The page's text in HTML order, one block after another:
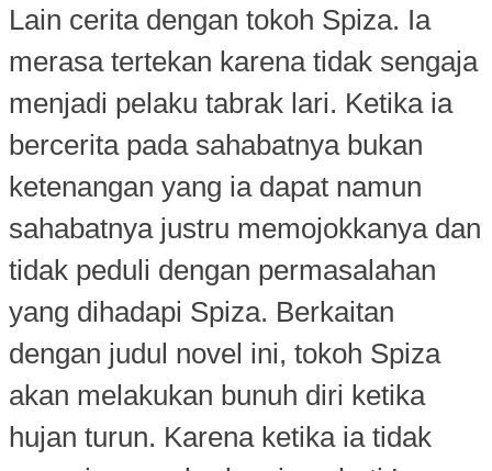
Lain cerita dengan tokoh Spiza. Ia
merasa tertekan karena tidak sengaja
menjadi pelaku tabrak lari. Ketika ia
bercerita pada sahabatnya bukan
ketenangan yang ia dapat namun
sahabatnya justru memojokkanya dan
tidak peduli dengan permasalahan
yang dihadapi Spiza. Berkaitan
dengan judul novel ini, tokoh Spiza
akan melakukan bunuh diri ketika
hujan turun. Karena ketika ia tidak